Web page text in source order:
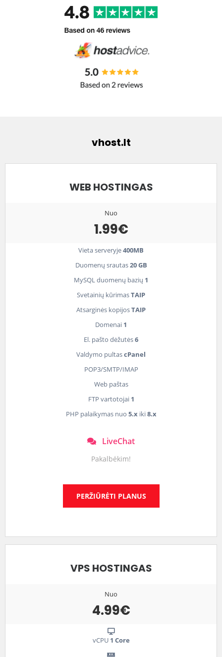
vhost.lt
WEB HOSTINGAS
Nuo
1.99€
Vieta serveryje400MB
Duomenų srautas20 GB
MySQL duomenų bazių 1
Svetainių kūrimasTAIP
Atsarginės kopijosTAIP
Domenai 1
El. pašto dėžutės6
Valdymo pultascPanel
POP3/SMTP/IMAP
Web paštas
FTP vartotojai 1
PHP palaikymas nuo 5.xiki8.x
LiveChat
Pakalbėkim!
PERŽIŪRĖTI PLANUS
VPS HOSTINGAS
Nuo
4.99€
vCPU 1 Core